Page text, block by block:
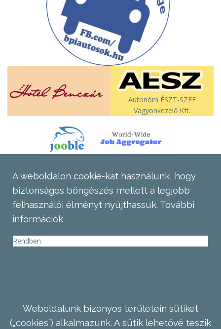
Autonóm ÉSZT-SZEF
Vagyonkezelő Kft.
A weboldalon cookie-kat használunk, hogy
biztonságos böngészés mellett a legjobb
felhasználói élményt nyújthassuk. További
információk
Rendben
Weboldalunk bizonyos területein sütiket
(„cookies”) alkalmazunk. A sütik lehetővé teszik